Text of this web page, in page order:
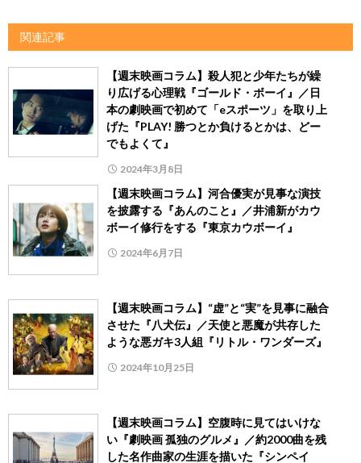
関連記事
【週末映画コラム】殺人犯と少年たちが繰
り広げる心理戦『ゴールド・ボーイ』／日
本の劇映画で初めて「eスポーツ」を取り上
げた『PLAY! 勝つとか負けるとかは、どー
でもよくて』
2024年3月8日
【週末映画コラム】河合優実が見事な演技
を披露する『あんのこと』／井浦新がカウ
ボーイ修行をする『東京カウボーイ』
2024年6月7日
【週末映画コラム】“虚”と“実”を見事に融合
させた『八犬伝』／天使と悪魔が共存した
ような悪ガキ3人組『リトル・ワンダーズ』
2024年10月25日
【週末映画コラム】空腹時に見てはいけな
い『劇映画 孤独のグルメ』／約2000曲を残
した名作曲家の生涯を描いた『シンペイ